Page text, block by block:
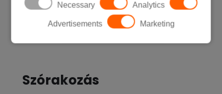
Necessary Analytics
Advertisements Marketing
Szórakozás